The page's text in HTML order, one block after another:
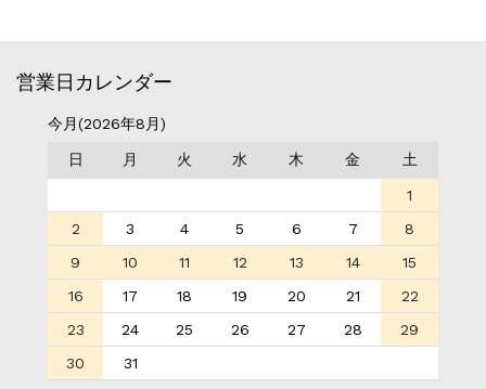
営業日カレンダー
今月(2026年8月)
日 月 火 水 木 金 土
1
2
3 4 5 6 7
8
9
10 11 12 13 14
15
16
17 18 19 20 21
22
23
24 25 26 27 28
29
30
31